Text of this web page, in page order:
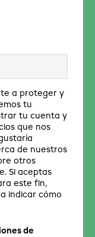
a proteger y
tu
tu cuenta y
que nos
de nuestros
otros
Si aceptas
este fin,
indicar cómo
de